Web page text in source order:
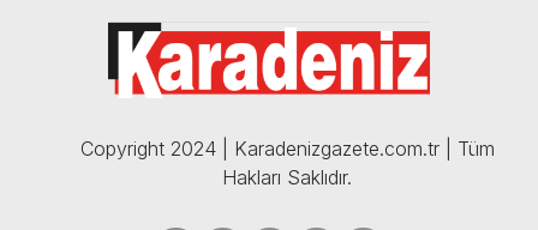
05.12.2024
Copyright 2024 | Karadenizgazete.com.tr | Tüm
Hakları Saklıdır.